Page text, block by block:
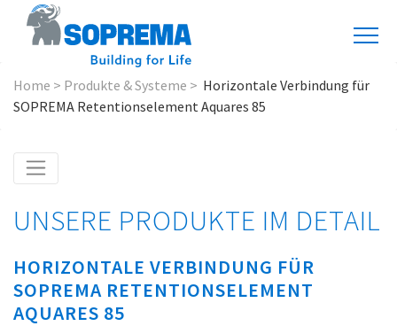
Home > Produkte & Systeme > Horizontale Verbindung für
SOPREMA Retentionselement Aquares 85
UNSERE PRODUKTE IM DETAIL
HORIZONTALE VERBINDUNG FÜR
SOPREMA RETENTIONSELEMENT
AQUARES 85